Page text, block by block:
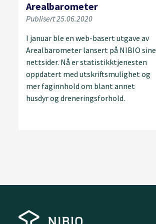
Arealbarometer
Publisert 25.06.2020
I januar ble en web-basert utgave av
Arealbarometer lansert på NIBIO sine
nettsider. Nå er statistikktjenesten
oppdatert med utskriftsmulighet og
mer faginnhold om blant annet
husdyr og dreneringsforhold.